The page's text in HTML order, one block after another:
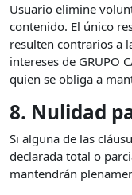
Usuario elimine
contenido. El único
resulten contrarios a
intereses de GRUPO
quien se obliga a
8. Nulidad
Si alguna de las
declarada total o
mantendrán